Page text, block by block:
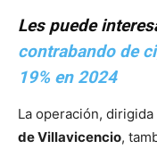
Les puede
contrabando de
19% en 2024
La operación, dirigida
de Villavicencio,